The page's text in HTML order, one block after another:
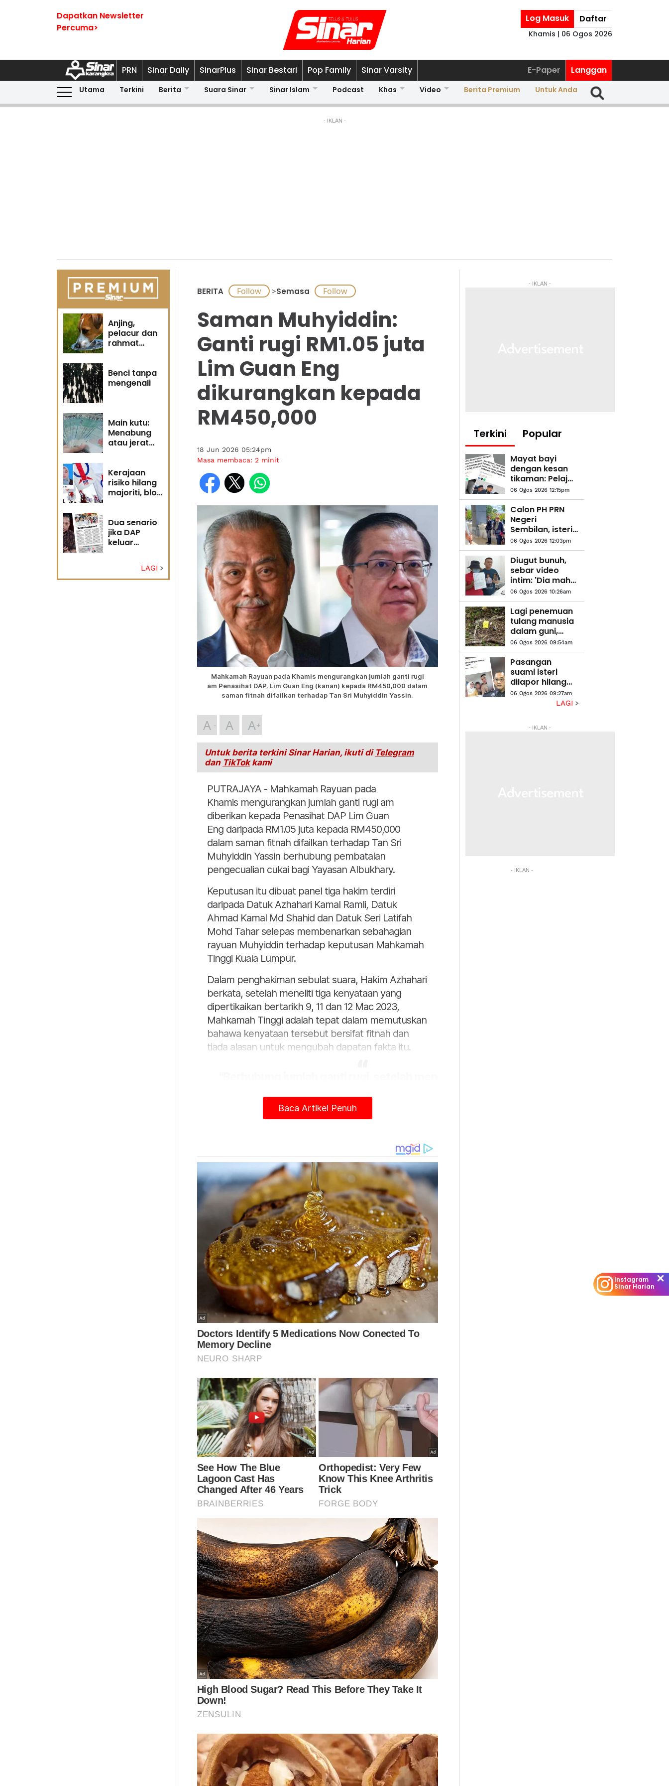
Dapatkan Newsletter
Percuma>
Log Masuk Daftar
Khamis | 06 Ogos 2026
PRN Sinar Daily SinarPlus Sinar Bestari Pop Family Sinar Varsity E-Paper Langgan
Utama Terkini Berita Suara Sinar Sinar Islam Podcast Khas Video Berita Premium Untuk Anda
- IKLAN -
Anjing,
pelacur dan
rahmat
Benci tanpa
mengenali
Main kutu:
Menabung
atau jerat
Kerajaan
risiko hilang
majoriti, blok
semula
Dua senario
jika DAP
keluar
LAGI
BERITA >Semasa
Saman Muhyiddin:
Ganti rugi RM1.05 juta
Lim Guan Eng
dikurangkan kepada
RM450,000
18 Jun 2026 05:24pm
Masa membaca: 2 minit
Mahkamah Rayuan pada Khamis mengurangkan jumlah ganti rugi
am Penasihat DAP, Lim Guan Eng (kanan) kepada RM450,000 dalam
saman fitnah difailkan terhadap Tan Sri Muhyiddin Yassin.
A A A
Untuk berita terkini Sinar Harian, ikuti di Telegram
dan TikTokkami
PUTRAJAYA - Mahkamah Rayuan pada
Khamis mengurangkan jumlah ganti rugi am
diberikan kepada Penasihat DAP Lim Guan
Eng daripada RM1.05 juta kepada RM450,000
dalam saman fitnah difailkan terhadap Tan Sri
Muhyiddin Yassin berhubung pembatalan
pengecualian cukai bagi Yayasan Albukhary.
Keputusan itu dibuat panel tiga hakim terdiri
daripada Datuk Azhahari Kamal Ramli, Datuk
Ahmad Kamal Md Shahid dan Datuk Seri Latifah
Mohd Tahar selepas membenarkan sebahagian
rayuan Muhyiddin terhadap keputusan Mahkamah
Tinggi Kuala Lumpur.
Dalam penghakiman sebulat suara, Hakim Azhahari
berkata, setelah meneliti tiga kenyataan yang
dipertikaikan bertarikh 9, 11 dan 12 Mac 2023,
Mahkamah Tinggi adalah tepat dalam memutuskan
bahawa kenyataan tersebut bersifat fitnah dan
tiada alasan untuk mengubah dapatan fakta itu.
dikemukakan semasa perbicaraan, kami berpendapat
jumlah ganti rugi am diberikan adalah terlalu tinggi.
"Sehubungan itu, mahkamah menetapkan ganti
rugi sebanyak RM150,000 bagi setiap satu daripada
tiga kenyataan tersebut, menjadikan jumlah
keseluruhan RM450,000. Oleh itu, jumlah RM1.05
juta digantikan dengan RM450,000,” katanya.
Panel itu turut mengetepikan keputusan
Mahkamah Tinggi yang memberikan RM150,000
sebagai ganti rugi teruk dan RM150,000 sebagai
ganti rugi teladan kepada Guan Eng.
Bagaimanapun, mahkamah membenarkan rayuan
silang Guan Eng berhubung faedah dan
memerintahkan faedah pada kadar lima peratus
setahun dibayar bermula dari tarikh penghakiman
sehingga penyelesaian penuh dibuat.
Panel tersebut turut memerintahkan Muhyiddin
membayar kos sebanyak RM5,000 kepada Guan
Eng, manakala bekas Ketua Menteri Pulau Pinang
itu pula diperintahkan membayar kos RM30,000
kepada bekas Perdana Menteri itu.
Pada 27 Mac 2023, Guan Eng memfailkan saman
terhadap Muhyiddin atas dakwaan mengeluarkan
tiga kenyataan berunsur fitnah menerusi Facebook
pada 9, 11 dan 12 Mac 2023 yang mengaitkannya
dengan isu pengecualian cukai.
Artikel Berkaitan:
[VIDEO] CEO PSM didakwa minta RM1 juta, terima
RM450,000 projek naik taraf pusat skuasy
Rayuan ditolak, pakar mata diperintah bayar ganti rugi
Guan Eng fail notis rayuan berhubung jumlah ganti rugi
Laporan berkaitan kenyataan tersebut
kemudian disiarkan oleh beberapa akhbar dan
portal berita.
Baca Artikel Penuh
- IKLAN -
Terkini Popular
Mayat bayi
dengan kesan
tikaman: Pelajar
kolej
perempuan
didakwa esok
06 Ogos 2026 12:15pm
Calon PH PRN
Negeri
Sembilan, isteri
didakwa di
mahkamah
06 Ogos 2026 12:03pm
Diugut bunuh,
sebar video
intim: 'Dia mahu
jadikan saya
hamba seks'
06 Ogos 2026 10:26am
Lagi penemuan
tulang manusia
dalam guni,
polis buka
siasatan kes
bunuh
06 Ogos 2026 09:54am
Pasangan
suami isteri
dilapor hilang
ditahan selepas
06 Ogos 2026 09:27am
LAGI
- IKLAN -
- IKLAN -
Instagram
Sinar Harian